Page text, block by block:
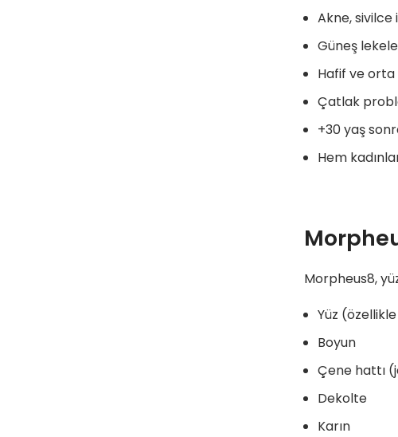
Akne,
Güneş
Hafif ve orta
Çatlak
+30 yaş
Hem
Morpheus8,
Yüz
Boyun
Çene hattı
Dekolte
Karın